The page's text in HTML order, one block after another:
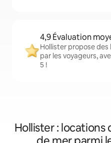
4,9 Évaluation
Hollister propose
par les voyageurs,
5 !
Hollister : locations